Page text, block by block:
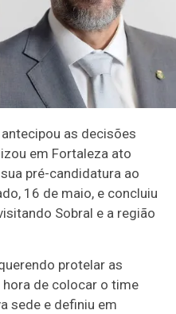
as decisões
em Fortaleza ato
pré-candidatura ao
16 de maio, e concluiu
Sobral e a região
protelar as
hora de colocar o time
sede e definiu em